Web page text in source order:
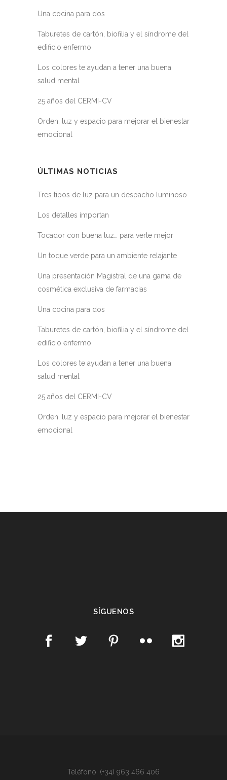
Una cocina para dos
Taburetes de cartón, biofilia y el síndrome del
edificio enfermo
Los colores te ayudan a tener una buena
salud mental
25 años del CERMI-CV
Orden, luz y espacio para mejorar el bienestar
emocional
ÚLTIMAS NOTICIAS
Tres tipos de luz para un despacho luminoso
Los detalles importan
Tocador con buena luz… para verte mejor
Un toque verde para un ambiente relajante
Una presentación Magistral de una gama de
cosmética exclusiva de farmacias
Una cocina para dos
Taburetes de cartón, biofilia y el síndrome del
edificio enfermo
Los colores te ayudan a tener una buena
salud mental
25 años del CERMI-CV
Orden, luz y espacio para mejorar el bienestar
emocional
SÍGUENOS
Teléfono: (+34) 963 466 406